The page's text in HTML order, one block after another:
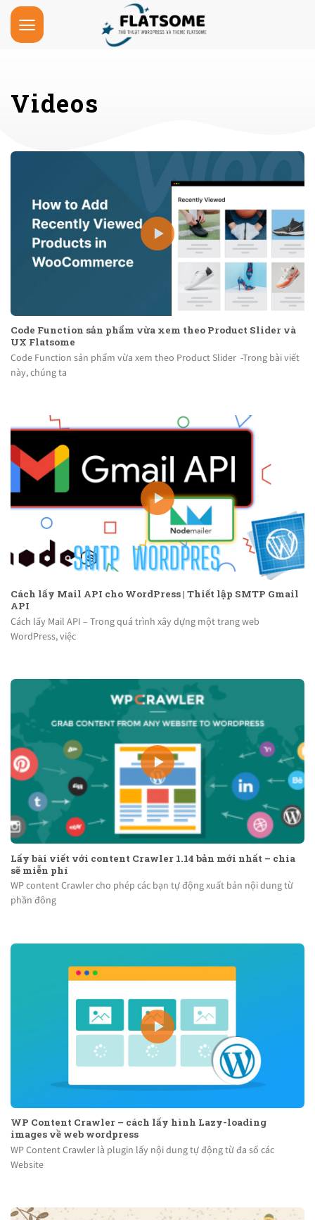
Skip
content
Videos
Code Function sản phẩm vừa xem theo Product Slider và
UX Flatsome
Code Function sản phẩm vừa xem theo Product Slider -Trong bài viết
này, chúng ta
Cách lấy Mail API cho WordPress | Thiết lập SMTP Gmail
API
Cách lấy Mail API – Trong quá trình xây dựng một trang web
WordPress, việc
Lấy bài viết với content Crawler 1.14 bản mới nhất – chia
sẽ miễn phí
WP content Crawler cho phép các bạn tự động xuất bản nội dung từ
phần đông
WP Content Crawler – cách lấy hình Lazy-loading
images về web wordpress
WP Content Crawler là plugin lấy nội dung tự động từ đa số các
Website